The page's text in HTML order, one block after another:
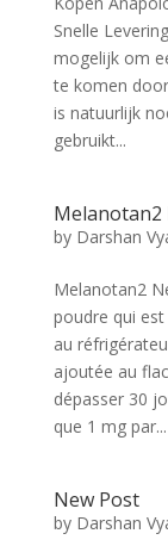
Snelle
mogelijk om
te komen
is natuurlijk
gebruikt...
Melanotan2
by Darshan
Melanotan2
poudre qui
au
ajoutée au
dépasser 30
que 1 mg par...
New Post
by Darshan